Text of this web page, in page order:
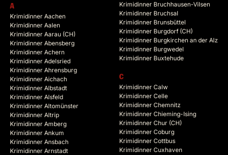
A
Krimidinner Aachen
Krimidinner Aalen
Krimidinner Aarau (CH)
Krimidinner Abensberg
Krimidinner Achern
Krimidinner Adelsried
Krimidinner Ahrensburg
Krimidinner Aichach
Krimidinner Albstadt
Krimidinner Alsfeld
Krimidinner Altomünster
Krimidinner Altrip
Krimidinner Amberg
Krimidinner Ankum
Krimidinner Ansbach
Krimidinner Arnstadt
Krimidinner Bruchhausen-Vilsen
Krimidinner Bruchsal
Krimidinner Brunsbüttel
Krimidinner Burgdorf (CH)
Krimidinner Burgkirchen an der Alz
Krimidinner Burgwedel
Krimidinner Buxtehude
C
Krimidinner Calw
Krimidinner Celle
Krimidinner Chemnitz
Krimidinner Chieming-Ising
Krimidinner Chur (CH)
Krimidinner Coburg
Krimidinner Cottbus
Krimidinner Cuxhaven